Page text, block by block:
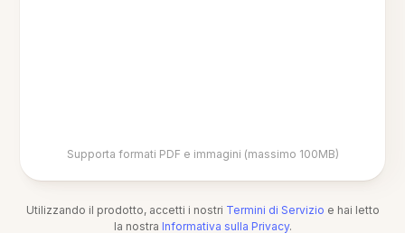
Supporta formati PDF e immagini (massimo 100MB)
Utilizzando il prodotto, accetti i nostri Termini di Servizio e hai letto
la nostra Informativa sulla Privacy.